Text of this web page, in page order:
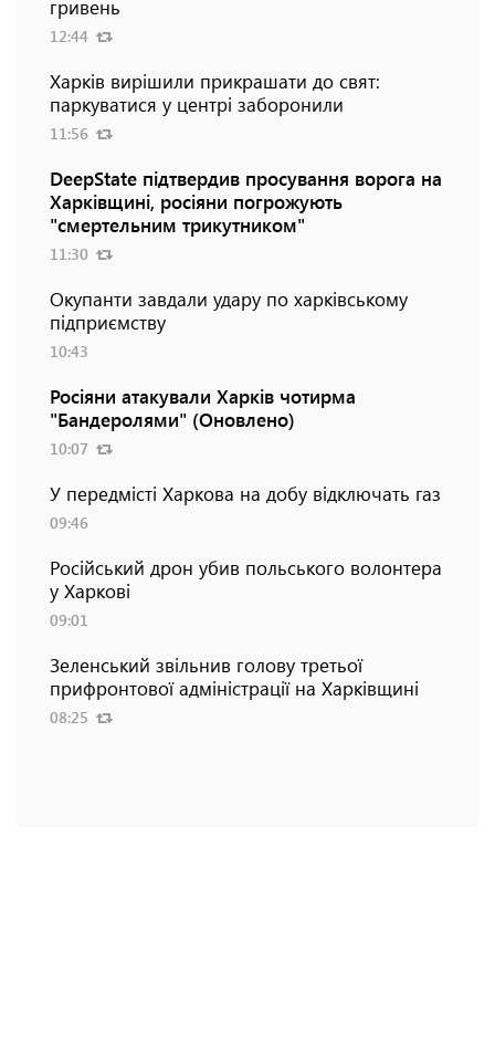
гривень
12:44
Харків вирішили прикрашати до свят:
паркуватися у центрі заборонили
11:56
DeepState підтвердив просування ворога на
Харківщині, росіяни погрожують
"смертельним трикутником"
11:30
Окупанти завдали удару по харківському
підприємству
10:43
Росіяни атакували Харків чотирма
"Бандеролями" (Оновлено)
10:07
У передмісті Харкова на добу відключать газ
09:46
Російський дрон убив польського волонтера
у Харкові
09:01
Зеленський звільнив голову третьої
прифронтової адміністрації на Харківщині
08:25